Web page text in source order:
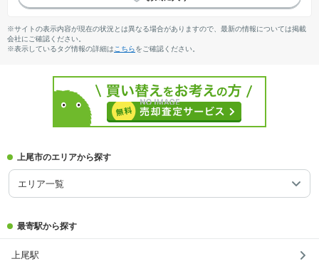
※サイトの表示内容が現在の状況とは異なる場合がありますので、最新の情報については掲載
会社にご確認ください。
※表示しているタグ情報の詳細は こちらをご確認ください。
上尾市のエリアから探す
エリア一覧
最寄駅から探す
上尾駅